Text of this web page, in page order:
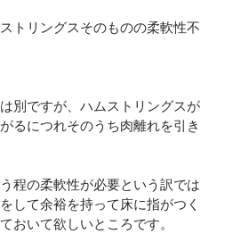
トリングスそのものの柔軟性不
別ですが、ハムストリングスが
るにつれそのうち肉離れを引き
程の柔軟性が必要という訳では
して余裕を持って床に指がつく
おいて欲しいところです。